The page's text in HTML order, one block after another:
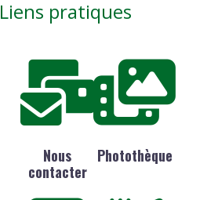
Liens pratiques
Nous
contacter
Photothèque